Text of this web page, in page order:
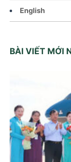
English
BÀI VIẾT MỚI